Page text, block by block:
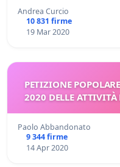
Andrea Curcio
10 831 firme
19 Mar 2020
PETIZIONE
2020 DELLE
Paolo Abbandonato
9 344 firme
14 Apr 2020